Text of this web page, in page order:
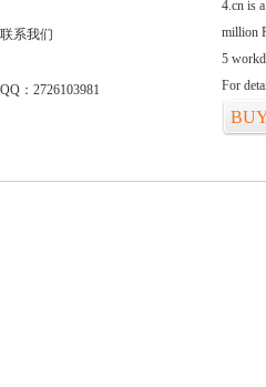
联系我们
QQ：2726103981
4.cn is
million
5
For